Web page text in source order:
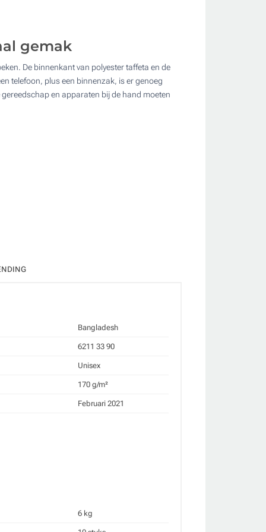
gemak
De binnenkant van polyester taffeta en de
telefoon, plus een binnenzak, is er genoeg
en apparaten bij de hand moeten
Bangladesh
6211 33 90
Unisex
170 g/m²
Februari 2021
6 kg